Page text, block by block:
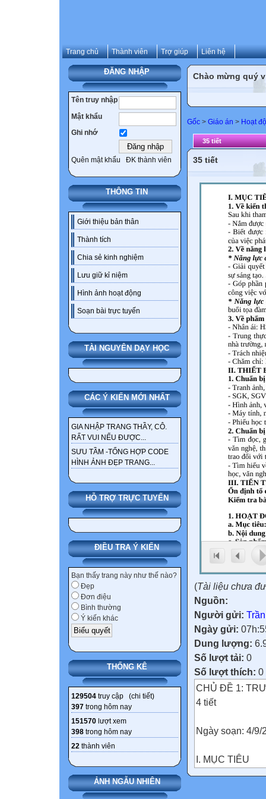
Trang chủ Thành viên Trợ giúp Liên hệ
ĐĂNG NHẬP
Tên truy nhập
Mật khẩu
Ghi nhớ
Quên mật khẩu ĐK thành viên
THÔNG TIN
Giới thiệu bản thân
Thành tích
Chia sẻ kinh nghiệm
Lưu giữ kỉ niệm
Hình ảnh hoạt động
Soạn bài trực tuyến
TÀI NGUYÊN DẠY HỌC
CÁC Ý KIẾN MỚI NHẤT
GIA NHẬP TRANG THẦY, CÔ.
RẤT VUI NẾU ĐƯỢC...
SƯU TẦM -TỔNG HỢP CODE
HÌNH ẢNH ĐẸP TRANG...
HỖ TRỢ TRỰC TUYẾN
ĐIỀU TRA Ý KIẾN
Bạn thấy trang này như thế nào?
Đẹp
Đơn điệu
Bình thường
Ý kiến khác
THỐNG KÊ
129504 truy cập (chi tiết)
397 trong hôm nay
151570 lượt xem
398 trong hôm nay
22 thành viên
ẢNH NGẪU NHIÊN
Chào mừng quý
Gốc > Giáo án > Hoạt
35 tiết
35 tiết
(Tài liệu chưa
Nguồn:
Người gửi:
Ngày gửi:
Dung lượng:
Số lượt tải: 0
Số lượt thích: 0
CHỦ ĐỀ 1:
4 tiết
Ngày soạn: 4/9/
I. MỤC TIÊU
1. Về kiến thức